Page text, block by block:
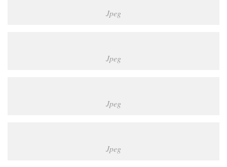
Jpeg
Jpeg
Jpeg
Jpeg